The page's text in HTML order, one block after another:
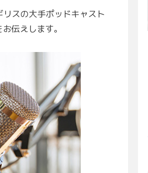
リスの大手ポッドキャスト
伝えします。